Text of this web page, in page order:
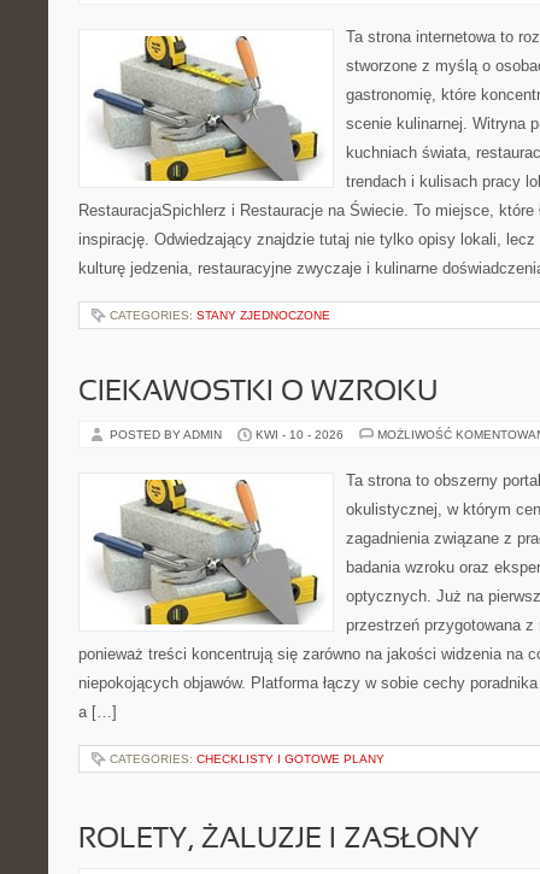
Ta strona internetowa to
stworzone z myślą o
gastronomię, które
scenie kulinarnej. Witryna
kuchniach świata,
trendach i kulisach pracy
RestauracjaSpichlerz i Restauracje na Świecie. To miejsce, które
inspirację. Odwiedzający znajdzie tutaj nie tylko opisy lokali,
kulturę jedzenia, restauracyjne zwyczaje i kulinarne
CATEGORIES: STANY ZJEDNOCZONE
CIEKAWOSTKI O WZROKU
POSTED BY ADMIN KWI - 10 - 2026 MOŻLIWOŚĆ
Ta strona to obszerny
okulistycznej, w którym
zagadnienia związane z
badania wzroku oraz
optycznych. Już na
przestrzeń przygotowana
ponieważ treści koncentrują się zarówno na jakości widzenia na
niepokojących objawów. Platforma łączy w sobie cechy
a […]
CATEGORIES: CHECKLISTY I GOTOWE PLANY
ROLETY, ŻALUZJE I ZASŁONY